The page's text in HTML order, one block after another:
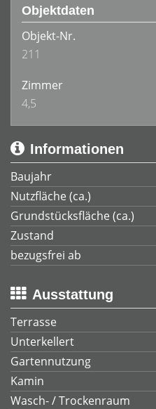
Objektdaten
Objekt-Nr.
211
Zimmer
4,5
Informationen
Baujahr
Nutzfläche (ca.)
Grundstücksfläche (ca.)
Zustand
bezugsfrei ab
Ausstattung
Terrasse
Unterkellert
Gartennutzung
Kamin
Wasch- / Trockenraum